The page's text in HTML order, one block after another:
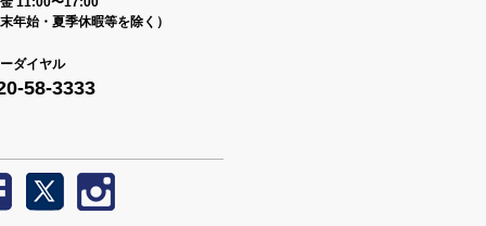
末年始・夏季休暇等を除く）
ダイヤル
58-3333